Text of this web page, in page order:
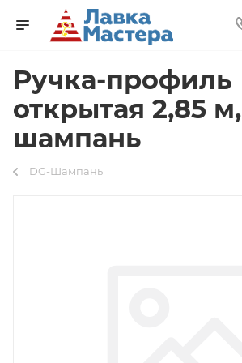
Ручка-профиль
открытая 2,85 м,
шампань
DG-Шампань